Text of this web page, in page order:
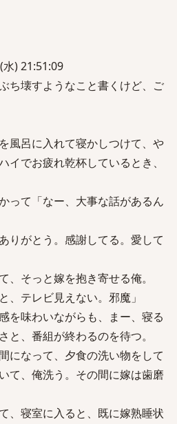
) 21:51:09
ち壊すようなこと書くけど、ご
風呂に入れて寝かしつけて、や
イでお疲れ乾杯しているとき、
って「なー、大事な話があるん
りがとう。感謝してる。愛して
、そっと嫁を抱き寄せる俺。
、テレビ見えない。邪魔」
を味わいながらも、まー、寝る
と、番組が終わるのを待つ。
になって、夕食の洗い物をして
て、俺洗う。その間に嫁は歯磨
、寝室に入ると、既に嫁熟睡状